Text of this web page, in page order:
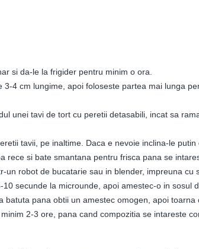
si da-le la frigider pentru minim o ora.
3-4 cm lungime, apoi foloseste partea mai lunga
unei tavi de tort cu peretii detasabili, incat sa
tavii, pe inaltime. Daca e nevoie inclina-le
rece si bate smantana pentru frisca pana se
un robot de bucatarie sau in blender, impreuna cu
secunde la microunde, apoi amestec-o in sosul
batuta pana obtii un amestec omogen, apoi toarna
2-3 ore, pana cand compozitia se intareste